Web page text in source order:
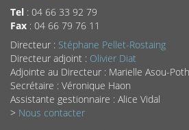
Tel : 04 66 33 92 79
Fax : 04 66 79 76 11
Directeur : Stéphane Pellet-Rostaing
Directeur adjoint : Olivier Diat
Adjointe au Directeur : Marielle Asou-
Secrétaire : Véronique Haon
Assistante gestionnaire : Alice Vidal
> Nous contacter